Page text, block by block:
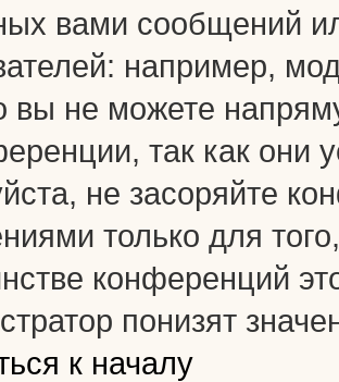
вами сообщений
например,
не можете
так как они
не засоряйте
только для
конференций
понизят
к началу